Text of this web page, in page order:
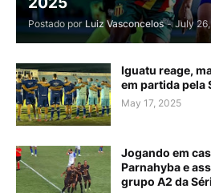
Postado por Luiz Vasconcelos - July
Iguatu reage,
em partida pela
May 17, 2025
Jogando em
Parnahyba e
grupo A2 da